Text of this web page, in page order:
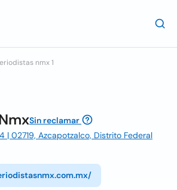
nmx 1
Sin reclamar
| 02719, Azcapotzalco, Distrito Federal